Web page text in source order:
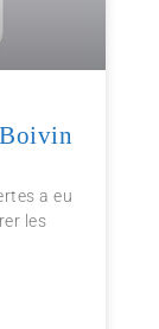
a eu
les